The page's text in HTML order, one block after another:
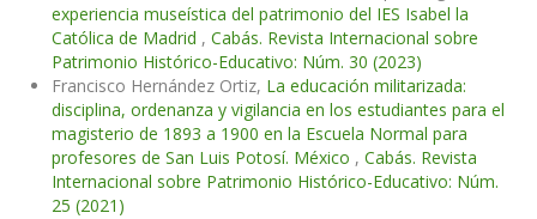
experiencia museística del patrimonio del IES Isabel la
Católica de Madrid , Cabás. Revista Internacional sobre
Patrimonio Histórico-Educativo: Núm. 30 (2023)
Francisco Hernández Ortiz, La educación militarizada:
disciplina, ordenanza y vigilancia en los estudiantes para el
magisterio de 1893 a 1900 en la Escuela Normal para
profesores de San Luis Potosí. México , Cabás. Revista
Internacional sobre Patrimonio Histórico-Educativo: Núm.
25 (2021)